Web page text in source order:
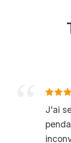
J'ai